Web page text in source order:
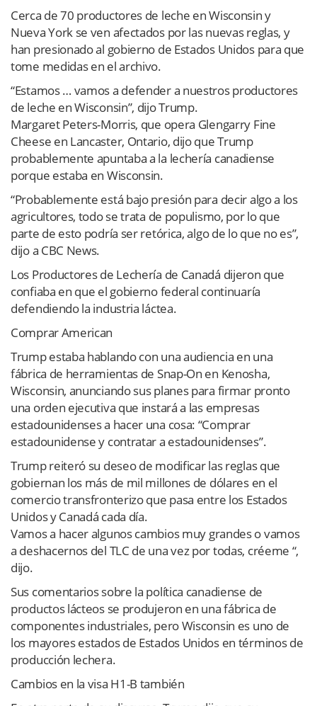
Cerca de 70 productores de leche en Wisconsin y
Nueva York se ven afectados por las nuevas reglas, y
han presionado al gobierno de Estados Unidos para que
tome medidas en el archivo.
“Estamos … vamos a defender a nuestros productores
de leche en Wisconsin”, dijo Trump.
Margaret Peters-Morris, que opera Glengarry Fine
Cheese en Lancaster, Ontario, dijo que Trump
probablemente apuntaba a la lechería canadiense
porque estaba en Wisconsin.
“Probablemente está bajo presión para decir algo a los
agricultores, todo se trata de populismo, por lo que
parte de esto podría ser retórica, algo de lo que no es”,
dijo a CBC News.
Los Productores de Lechería de Canadá dijeron que
confiaba en que el gobierno federal continuaría
defendiendo la industria láctea.
Comprar American
Trump estaba hablando con una audiencia en una
fábrica de herramientas de Snap-On en Kenosha,
Wisconsin, anunciando sus planes para firmar pronto
una orden ejecutiva que instará a las empresas
estadounidenses a hacer una cosa: “Comprar
estadounidense y contratar a estadounidenses”.
Trump reiteró su deseo de modificar las reglas que
gobiernan los más de mil millones de dólares en el
comercio transfronterizo que pasa entre los Estados
Unidos y Canadá cada día.
Vamos a hacer algunos cambios muy grandes o vamos
a deshacernos del TLC de una vez por todas, créeme “,
dijo.
Sus comentarios sobre la política canadiense de
productos lácteos se produjeron en una fábrica de
componentes industriales, pero Wisconsin es uno de
los mayores estados de Estados Unidos en términos de
producción lechera.
Cambios en la visa H1-B también